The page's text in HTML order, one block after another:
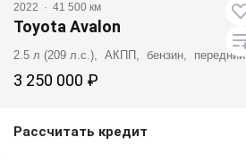
2022 · 41 500 км
Toyota Avalon
2.5 л (209 л.с.), АКПП, бензин, передний
3 250 000 ₽
Рассчитать кредит